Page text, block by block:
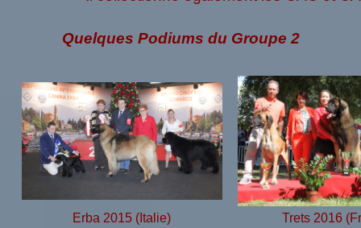
Quelques Podiums du Groupe 2
Erba 2015 (Italie)
Trets 2016